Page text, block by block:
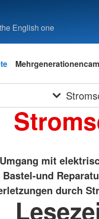
English one
mit
Bastel-und
durch